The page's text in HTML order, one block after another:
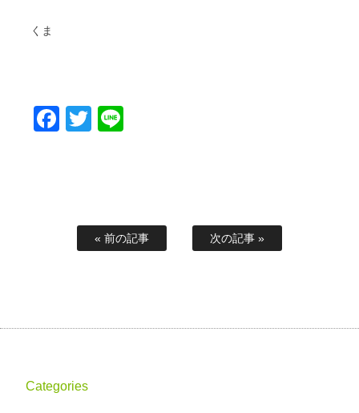
くま
Facebook
Twitter
« 前の記事 次の記事 »
Categories